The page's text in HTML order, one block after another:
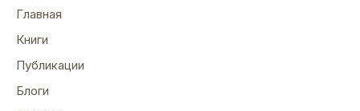
Главная
Книги
Публикации
Блоги